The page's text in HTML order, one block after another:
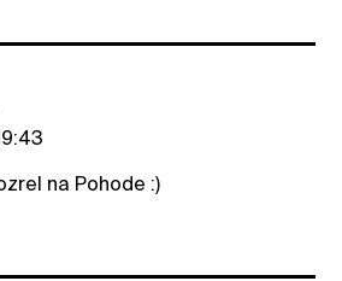
na Pohode :)